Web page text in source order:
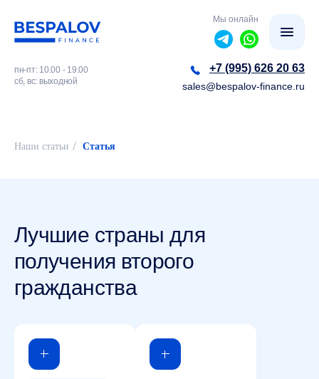
sales@bespalov-finance.ru
+7 (995) 626 20 63
Мы онлайн
пн-пт: 10.00 - 19.00
сб, вс: выходной
Наши статьи / Статья
Лучшие страны для
получения второго
гражданства